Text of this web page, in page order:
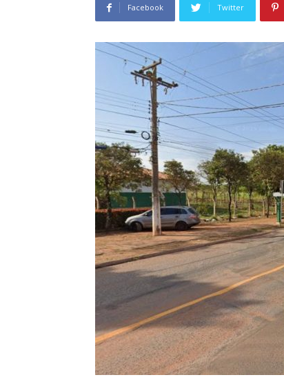
Facebook Twitter